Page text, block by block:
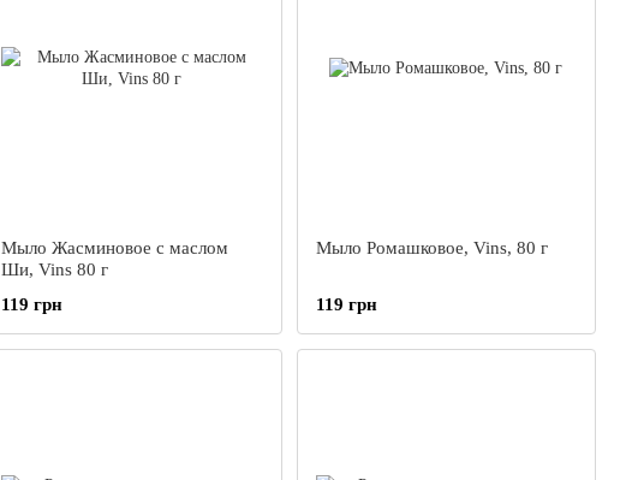
Мыло Жасминовое с маслом
Ши, Vins 80 г
119 грн
Мыло Ромашковое, Vins, 80 г
119 грн